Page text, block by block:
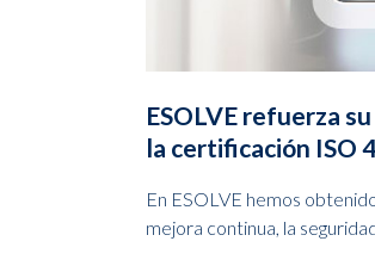
ESOLVE refuerza
la certificación ISO
En ESOLVE hemos
mejora continua, la